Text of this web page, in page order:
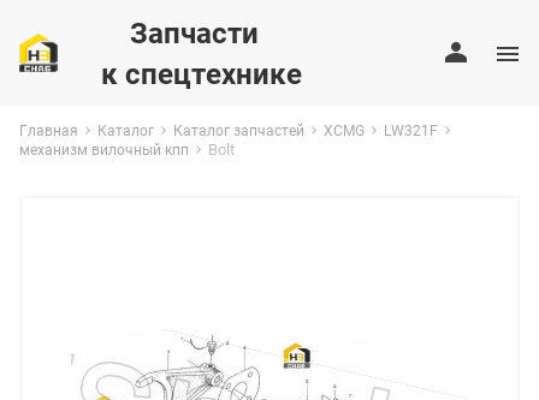
Запчасти
к спецтехнике
Главная Каталог Каталог запчастей XCMG
LW321F
механизм вилочный кпп
Bolt